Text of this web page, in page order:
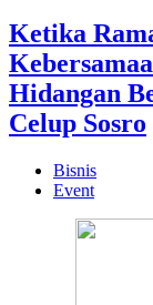
Ketika
Hidangan
Celup Sosro
Bisnis
Event